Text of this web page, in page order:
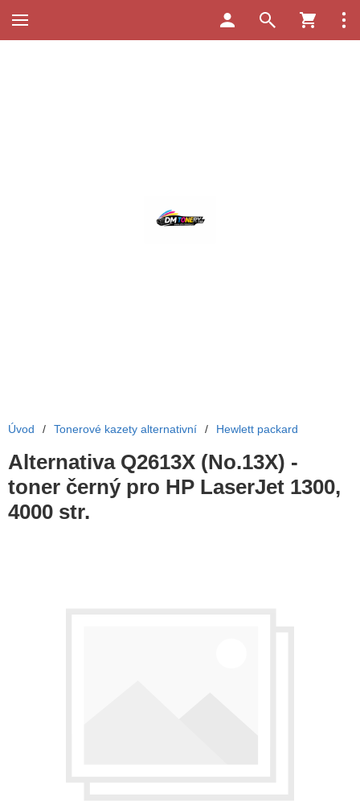
Úvod / Tonerové kazety alternativní / Hewlett packard
Alternativa Q2613X (No.13X) -
toner černý pro HP LaserJet 1300,
4000 str.